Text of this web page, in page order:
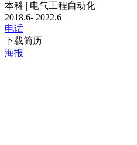
本科 | 电气工程自动化
2018.6- 2022.6
电话
下载简历
海报